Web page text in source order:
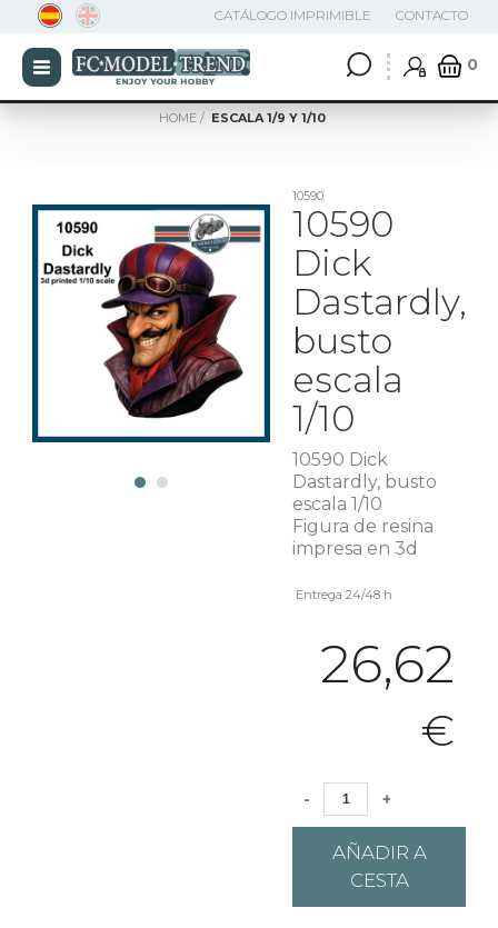
0
CATÁLOGO IMPRIMIBLE CONTACTO
HOME ESCALA 1/9 Y 1/10
10590
10590
Dick
Dastardly,
busto
escala
1/10
10590 Dick
Dastardly, busto
escala 1/10
Figura de resina
impresa en 3d
Entrega 24/48 h
26,62
€
- +
AÑADIR A
CESTA